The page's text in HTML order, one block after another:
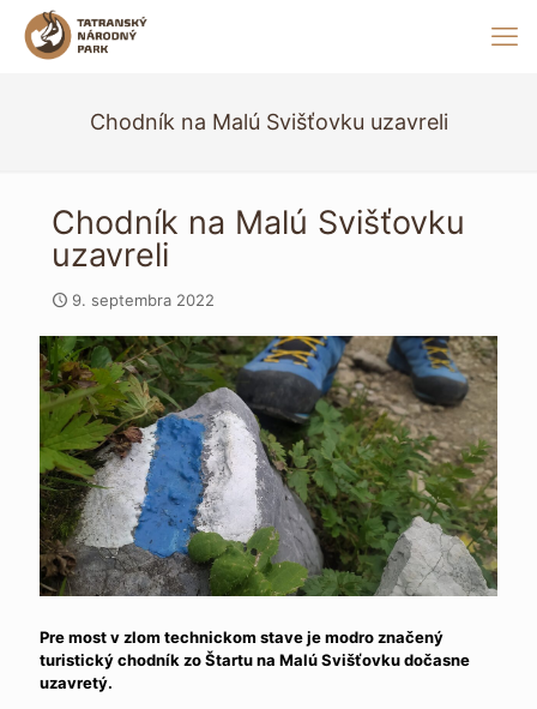
Chodník na Malú Svišťovku uzavreli
Chodník na Malú Svišťovku
uzavreli
9. septembra 2022
Pre most v zlom technickom stave je modro značený
turistický chodník zo Štartu na Malú Svišťovku dočasne
uzavretý.